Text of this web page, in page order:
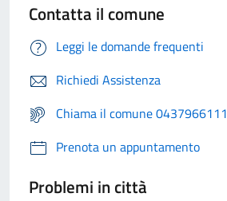
Contatta il comune
Leggi le domande frequenti
Richiedi Assistenza
Chiama il comune 0437966111
Prenota un appuntamento
Problemi in città